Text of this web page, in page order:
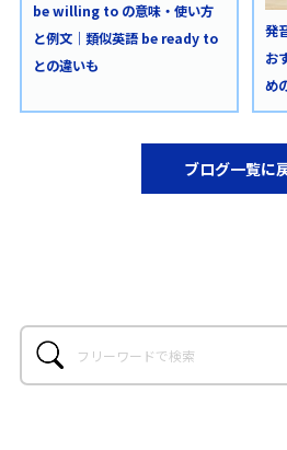
be willing to の意味・使い方
と例文｜類似英語 be ready to
との違いも
発
お
め
ブログ一覧に